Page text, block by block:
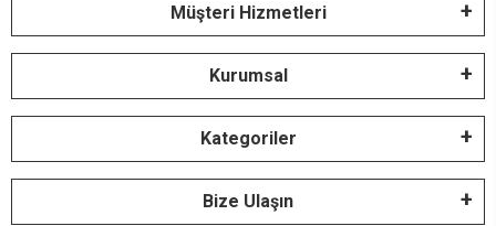
Müşteri Hizmetleri
Kurumsal
Kategoriler
Bize Ulaşın